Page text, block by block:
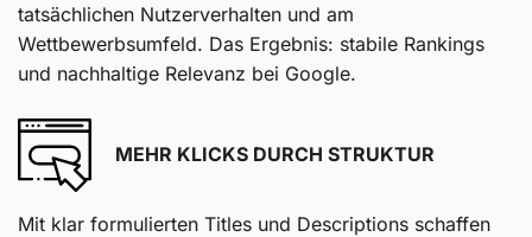
tatsächlichen Nutzerverhalten und am
Wettbewerbsumfeld. Das Ergebnis: stabile Rankings
und nachhaltige Relevanz bei Google.
MEHR KLICKS DURCH STRUKTUR
Mit klar formulierten Titles und Descriptions schaffen